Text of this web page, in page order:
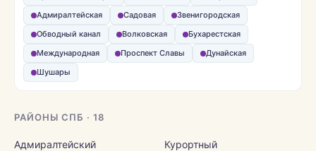
Адмиралтейская
Садовая
Звенигородская
Обводный канал
Волковская
Бухарестская
Международная
Проспект Славы
Дунайская
Шушары
РАЙОНЫ СПБ · 18
Адмиралтейский
Курортный